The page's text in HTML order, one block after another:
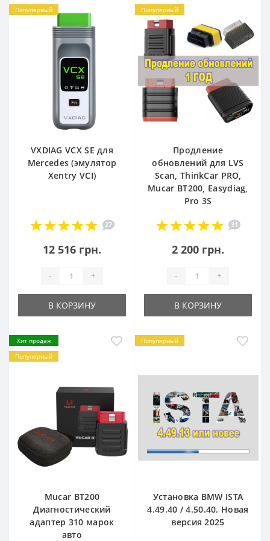
Популярный
VXDIAG VCX SE для
Mercedes (эмулятор
Xentry VCI)
27
12 516 грн.
- +
В КОРЗИНУ
Популярный
Продление
обновлений для LVS
Scan, ThinkCar PRO,
Mucar BT200, Easydiag,
Pro 3S
31
2 200 грн.
- +
В КОРЗИНУ
Хит продаж
Популярный
Mucar BT200
Диагностический
адаптер 310 марок
авто
Популярный
Установка BMW ISTA
4.49.40 / 4.50.40. Новая
версия 2025